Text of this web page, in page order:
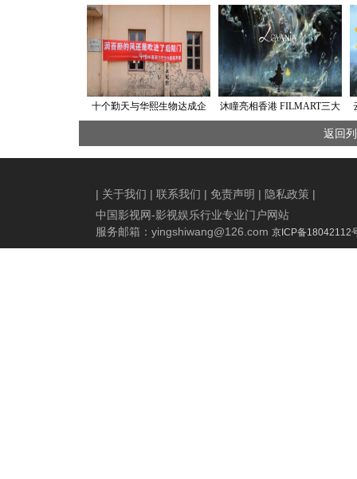
十个勤天与华熙生物达成企
科研助农、土壤修护与肌肤
沐瞳亮相香港 FILMART三大
影游 IP 重磅首发 秉持长期主
义深耕影游联动新生态
返回
| 关于我们 | 联系我们 | 免责声明 | 隐私政策 |
中国影视网-影视娱乐行业专业门户网站
服务邮箱： yingshiwang@126.com 京ICP备18042112